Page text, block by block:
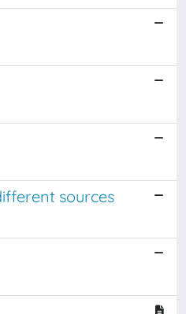
sources